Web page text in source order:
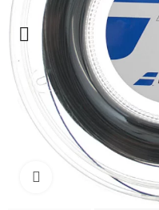
Click to enlarge